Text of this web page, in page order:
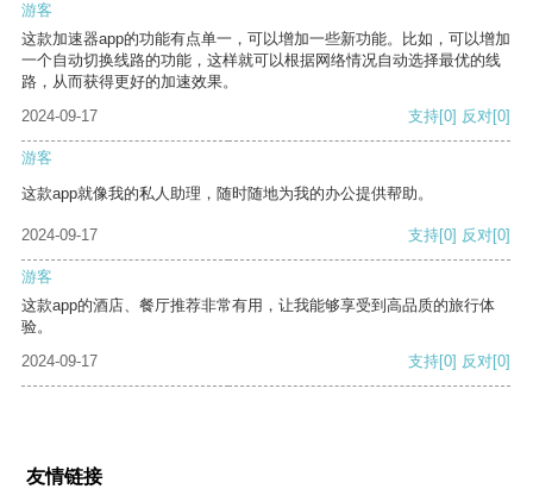
游客
这款加速器app的功能有点单一，可以增加一些新功能。比如，可以增加
一个自动切换线路的功能，这样就可以根据网络情况自动选择最优的线
路，从而获得更好的加速效果。
2024-09-17
支持[0] 反对[0]
游客
这款app就像我的私人助理，随时随地为我的办公提供帮助。
2024-09-17 支持[0] 反对[0]
游客
这款app的酒店、餐厅推荐非常有用，让我能够享受到高品质的旅行体
验。
2024-09-17
支持[0] 反对[0]
友情链接